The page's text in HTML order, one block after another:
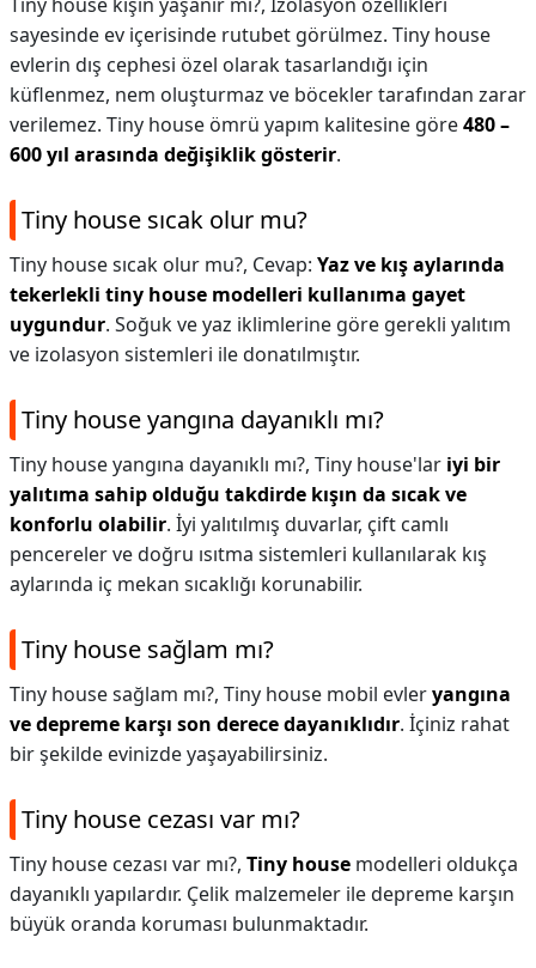
sayesinde ev içerisinde rutubet görülmez. Tiny house
evlerin dış cephesi özel olarak tasarlandığı için
küflenmez, nem oluşturmaz ve böcekler tarafından zarar
verilemez. Tiny house ömrü yapım kalitesine göre480 –
600 yıl arasında değişiklik gösterir.
Tiny house sıcak olur mu?
Tiny house sıcak olur mu?, Cevap: Yaz ve kış aylarında
tekerlekli tiny house modelleri kullanıma gayet
uygundur. Soğuk ve yaz iklimlerine göre gerekli yalıtım
ve izolasyon sistemleri ile donatılmıştır.
Tiny house yangına dayanıklı mı?
Tiny house yangına dayanıklı mı?, Tiny house'lar iyi bir
yalıtıma sahip olduğu takdirde kışın da sıcak ve
konforlu olabilir. İyi yalıtılmış duvarlar, çift camlı
pencereler ve doğru ısıtma sistemleri kullanılarak kış
aylarında iç mekan sıcaklığı korunabilir.
Tiny house sağlam mı?
Tiny house sağlam mı?, Tiny house mobil evleryangına
ve depreme karşı son derece dayanıklıdır. İçiniz rahat
bir şekilde evinizde yaşayabilirsiniz.
Tiny house cezası var mı?
Tiny house cezası var mı?, Tiny house modelleri oldukça
dayanıklı yapılardır. Çelik malzemeler ile depreme karşın
büyük oranda koruması bulunmaktadır.